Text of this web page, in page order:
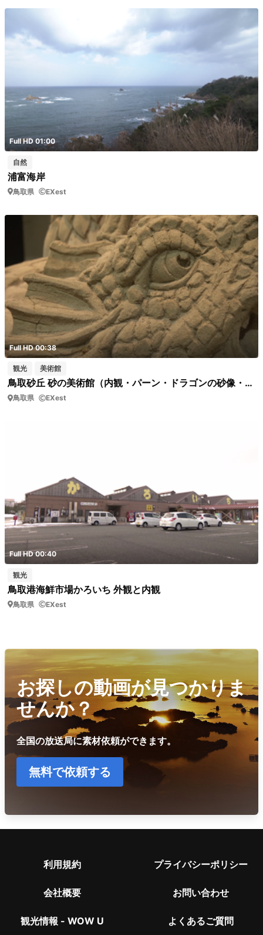
Full HD 01:00
自然
浦富海岸
鳥取県 EXest
Full HD 00:38
観光 美術館
鳥取砂丘 砂の美術館（内観・パーン・ドラゴンの砂像・寄り02）
鳥取県 EXest
Full HD 00:40
観光
鳥取港海鮮市場かろいち 外観と内観
鳥取県 EXest
お探しの動画が見つかりま
せんか？
全国の放送局に素材依頼ができます。
無料で依頼する
利用規約 プライバシーポリシー
会社概要 お問い合わせ
観光情報 - WOW U よくあるご質問